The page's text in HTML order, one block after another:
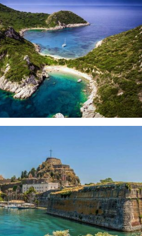
TIMONI CORFU